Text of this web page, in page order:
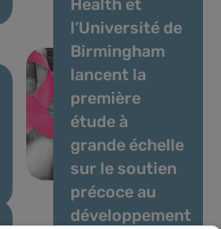
VENUSCANCER
: faire
progresser la
compréhension
mondiale des
soins contre
les cancers
féminins
Health et
l’Université de
Birmingham
lancent la
première
étude à
grande échelle
sur le soutien
précoce au
développement